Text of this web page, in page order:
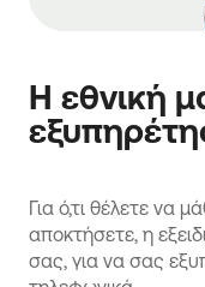
Η εθνική
Για ό,τι θέλετε να
αποκτήσετε, η
σας, για να σας